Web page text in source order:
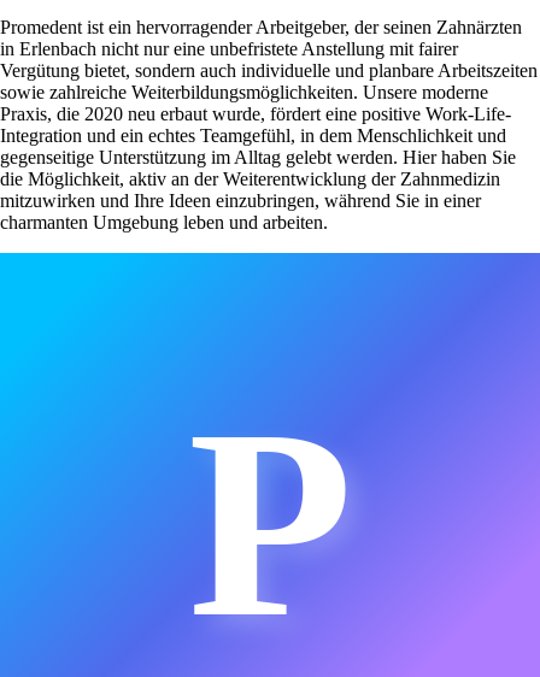
Promedent ist ein hervorragender Arbeitgeber, der seinen Zahnärzten
in Erlenbach nicht nur eine unbefristete Anstellung mit fairer
Vergütung bietet, sondern auch individuelle und planbare Arbeitszeiten
sowie zahlreiche Weiterbildungsmöglichkeiten. Unsere moderne
Praxis, die 2020 neu erbaut wurde, fördert eine positive Work-Life-
Integration und ein echtes Teamgefühl, in dem Menschlichkeit und
gegenseitige Unterstützung im Alltag gelebt werden. Hier haben Sie
die Möglichkeit, aktiv an der Weiterentwicklung der Zahnmedizin
mitzuwirken und Ihre Ideen einzubringen, während Sie in einer
charmanten Umgebung leben und arbeiten.
P